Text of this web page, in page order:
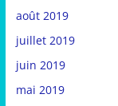
août 2019
juillet 2019
juin 2019
mai 2019